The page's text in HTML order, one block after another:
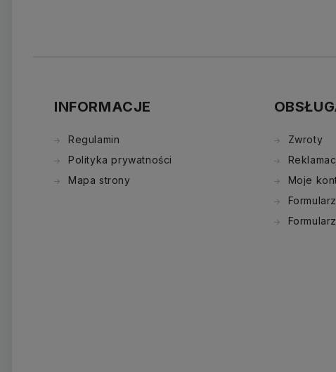
INFORMACJE
Regulamin
Polityka prywatności
Mapa strony
Zwroty
Moje